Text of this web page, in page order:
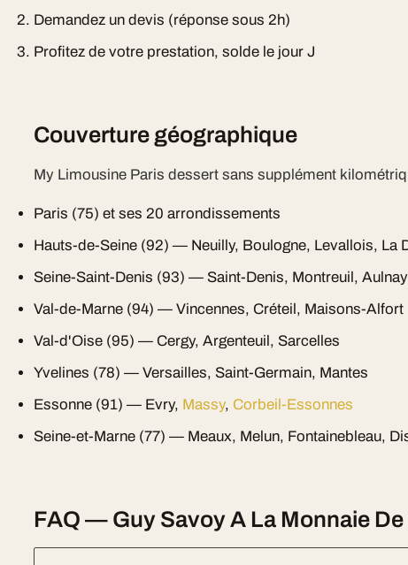
Demandez un devis (réponse sous 2h)
Profitez de votre prestation, solde le jour J
Couverture géographique
My Limousine Paris dessert sans supplément
Paris (75) et ses 20 arrondissements
Hauts-de-Seine (92) — Neuilly, Boulogne, Levallois, La
Seine-Saint-Denis (93) — Saint-Denis, Montreuil, Aulnay
Val-de-Marne (94) — Vincennes, Créteil, Maisons-Alfort
Val-d'Oise (95) — Cergy, Argenteuil, Sarcelles
Yvelines (78) — Versailles, Saint-Germain, Mantes
Essonne (91) — Evry, Massy, Corbeil-Essonnes
Seine-et-Marne (77) — Meaux, Melun, Fontainebleau,
FAQ — Guy Savoy A La Monnaie De